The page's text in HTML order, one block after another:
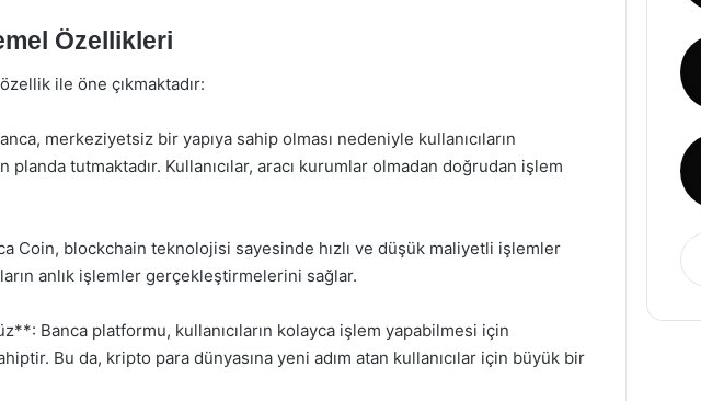
Özellikleri
ile öne çıkmaktadır:
merkeziyetsiz bir yapıya sahip olması nedeniyle kullanıcıların
tutmaktadır. Kullanıcılar, aracı kurumlar olmadan doğrudan işlem
Coin, blockchain teknolojisi sayesinde hızlı ve düşük maliyetli işlemler
anlık işlemler gerçekleştirmelerini sağlar.
Banca platformu, kullanıcıların kolayca işlem yapabilmesi için
Bu da, kripto para dünyasına yeni adım atan kullanıcılar için büyük bir